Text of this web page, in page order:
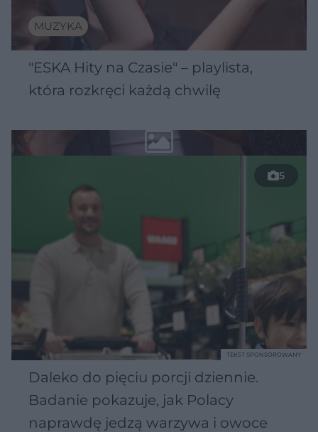
MUZYKA
"ESKA Hity na Czasie" – playlista,
która rozkręci każdą chwilę
5
Daleko do pięciu porcji dziennie.
Badanie pokazuje, jak Polacy
naprawdę jedzą warzywa i owoce
TEKST SPONSOROWANY